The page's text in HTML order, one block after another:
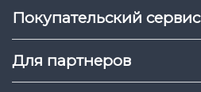
Покупательский сервис
Для партнеров